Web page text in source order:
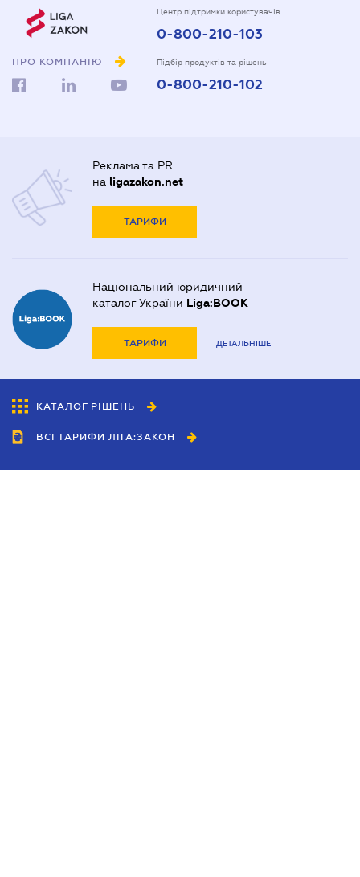
ПРО КОМПАНІЮ
Центр підтримки користувачів
0-800-210-103
Підбір продуктів та рішень
0-800-210-102
Реклама та PR
на ligazakon.net
ТАРИФИ
Національний юридичний
каталог України Liga:BOOK
ТАРИФИ ДЕТАЛЬНІШЕ
КАТАЛОГ РІШЕНЬ
ВСІ ТАРИФИ ЛІГА:ЗАКОН